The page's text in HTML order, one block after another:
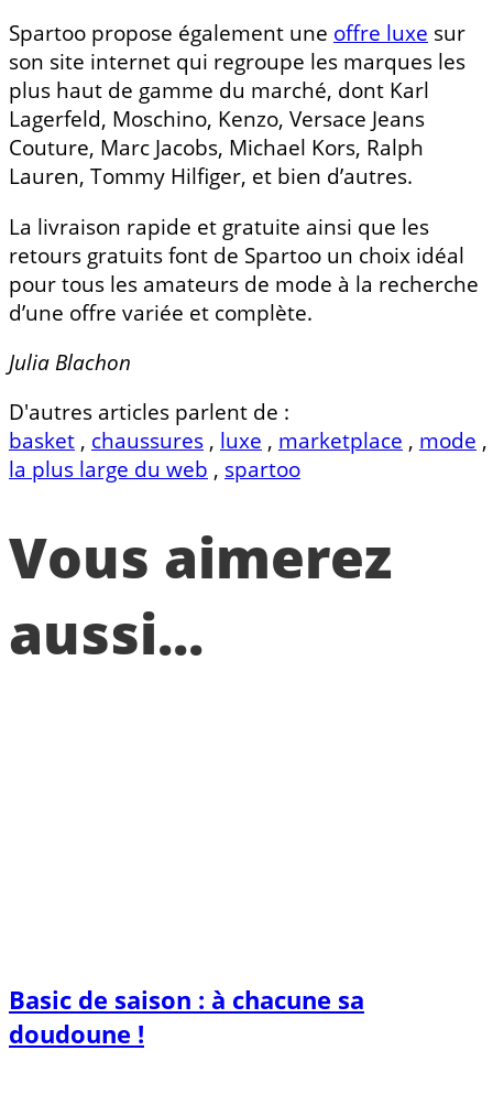
Spartoo propose également une offre luxe sur
son site internet qui regroupe les marques les
plus haut de gamme du marché, dont Karl
Lagerfeld, Moschino, Kenzo, Versace Jeans
Couture, Marc Jacobs, Michael Kors, Ralph
Lauren, Tommy Hilfiger, et bien d’autres.
La livraison rapide et gratuite ainsi que les
retours gratuits font de Spartoo un choix idéal
pour tous les amateurs de mode à la recherche
d’une offre variée et complète.
Julia Blachon
D'autres articles parlent de :
basket , chaussures , luxe , marketplace , mode ,
la plus large du web , spartoo
Vous aimerez
aussi...
Basic de saison : à chacune sa
doudoune !